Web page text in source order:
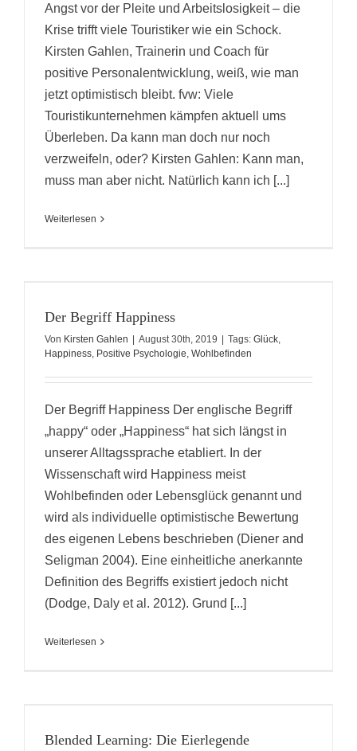
Angst vor der Pleite und Arbeitslosigkeit – die
Krise trifft viele Touristiker wie ein Schock.
Kirsten Gahlen, Trainerin und Coach für
positive Personalentwicklung, weiß, wie man
jetzt optimistisch bleibt. fvw: Viele
Touristikunternehmen kämpfen aktuell ums
Überleben. Da kann man doch nur noch
verzweifeln, oder? Kirsten Gahlen: Kann man,
muss man aber nicht. Natürlich kann ich [...]
Weiterlesen
Der Begriff Happiness
Von Kirsten Gahlen August 30th, 2019 Tags: Glück,
Happiness, Positive Psychologie, Wohlbefinden
Der Begriff Happiness Der englische Begriff
„happy“ oder „Happiness“ hat sich längst in
unserer Alltagssprache etabliert. In der
Wissenschaft wird Happiness meist
Wohlbefinden oder Lebensglück genannt und
wird als individuelle optimistische Bewertung
des eigenen Lebens beschrieben (Diener and
Seligman 2004). Eine einheitliche anerkannte
Definition des Begriffs existiert jedoch nicht
(Dodge, Daly et al. 2012). Grund [...]
Weiterlesen
Blended Learning: Die Eierlegende